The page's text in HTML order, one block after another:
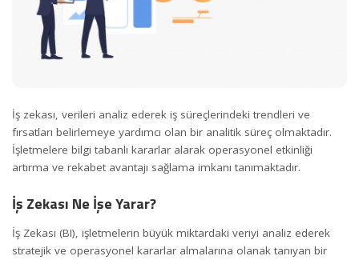
İş zekası, verileri analiz ederek iş süreçlerindeki trendleri ve
fırsatları belirlemeye yardımcı olan bir analitik süreç olmaktadır.
İşletmelere bilgi tabanlı kararlar alarak operasyonel etkinliği
artırma ve rekabet avantajı sağlama imkanı tanımaktadır.
İş Zekası Ne İşe Yarar?
İş Zekası (BI), işletmelerin büyük miktardaki veriyi analiz ederek
stratejik ve operasyonel kararlar almalarına olanak tanıyan bir